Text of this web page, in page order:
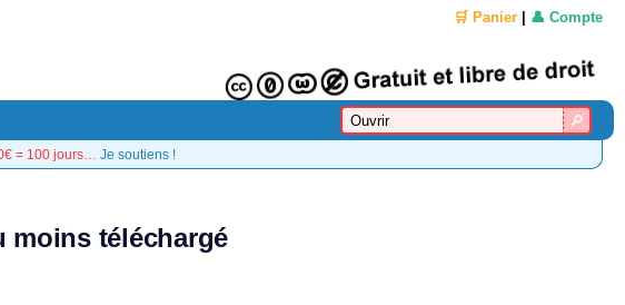
🛒 Panier 👤 Compte
= 100 jours… Je soutiens !
moins téléchargé